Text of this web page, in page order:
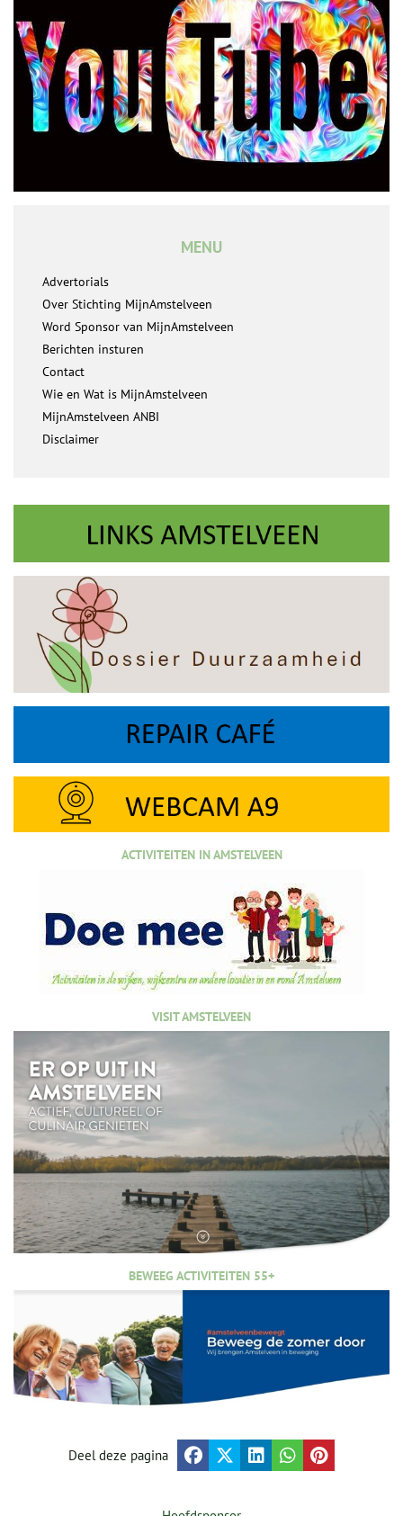
MENU
Advertorials
Over Stichting MijnAmstelveen
Word Sponsor van MijnAmstelveen
Berichten insturen
Contact
Wie en Wat is MijnAmstelveen
MijnAmstelveen ANBI
Disclaimer
ACTIVITEITEN IN AMSTELVEEN
VISIT AMSTELVEEN
BEWEEG ACTIVITEITEN 55+
Deel deze pagina